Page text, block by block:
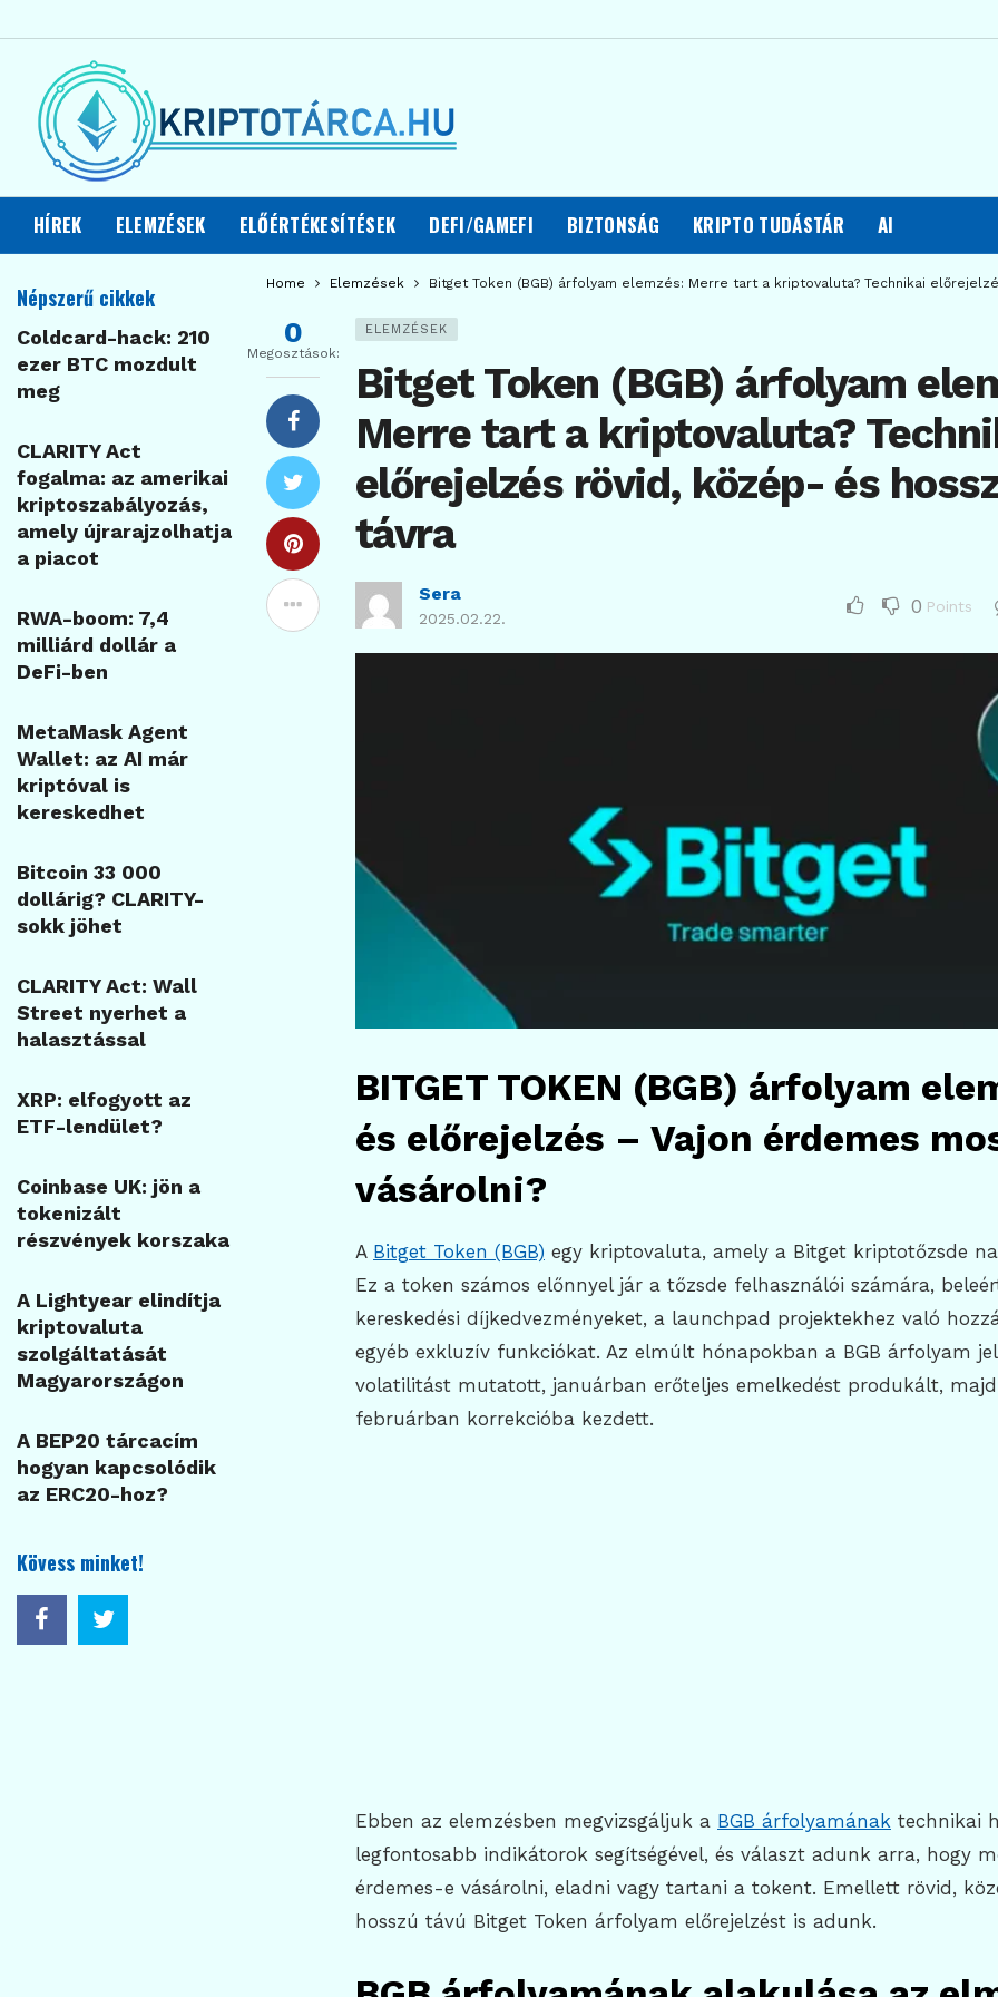
HÍREK ELEMZÉSEK ELŐÉRTÉKESÍTÉSEK DEFI/GAMEFI BIZTONSÁG KRIPTO TUDÁSTÁR AI
Home Elemzések Bitget Token (BGB) árfolyam elemzés: Merre tart a kriptovaluta? Technikai
ELEMZÉSEK
Bitget Token (BGB) árfolyam
Merre tart a kriptovaluta?
előrejelzés rövid, közép- és
távra
Sera
2025.02.22.
0 Points
0
Megosztások:
BITGET TOKEN (BGB) árfolyam
és előrejelzés – Vajon érdemes
vásárolni?
A Bitget Token (BGB) egy kriptovaluta, amely a Bitget kriptotőzsde
Ez a token számos előnnyel jár a tőzsde felhasználói számára,
kereskedési díjkedvezményeket, a launchpad projektekhez való
egyéb exkluzív funkciókat. Az elmúlt hónapokban a BGB árfolyam
volatilitást mutatott, januárban erőteljes emelkedést produkált, majd
februárban korrekcióba kezdett.
Ebben az elemzésben megvizsgáljuk a BGB árfolyamának technikai
legfontosabb indikátorok segítségével, és választ adunk arra, hogy
érdemes-e vásárolni, eladni vagy tartani a tokent. Emellett rövid,
hosszú távú Bitget Token árfolyam előrejelzést is adunk.
Népszerű cikkek
Coldcard-hack: 210
ezer BTC mozdult
meg
CLARITY Act
fogalma: az amerikai
kriptoszabályozás,
amely újrarajzolhatja
a piacot
RWA-boom: 7,4
milliárd dollár a
DeFi-ben
MetaMask Agent
Wallet: az AI már
kriptóval is
kereskedhet
Bitcoin 33 000
dollárig? CLARITY-
sokk jöhet
CLARITY Act: Wall
Street nyerhet a
halasztással
XRP: elfogyott az
ETF-lendület?
Coinbase UK: jön a
tokenizált
részvények korszaka
A Lightyear elindítja
kriptovaluta
szolgáltatását
Magyarországon
A BEP20 tárcacím
hogyan kapcsolódik
az ERC20-hoz?
Kövess minket!